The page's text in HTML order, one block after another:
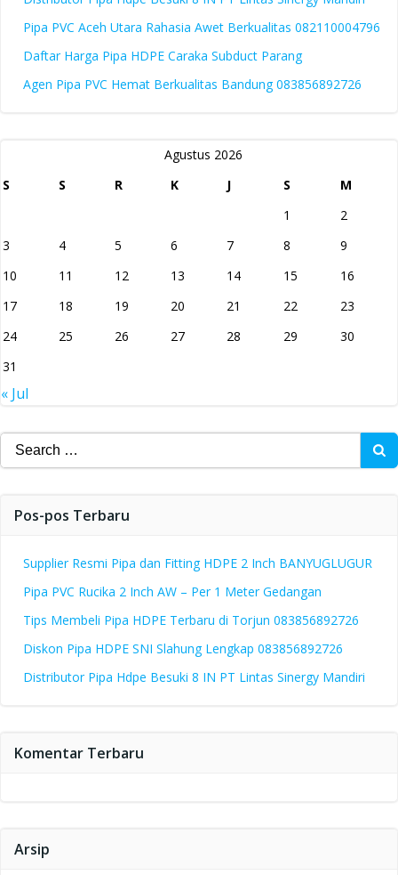
Pipa PVC Aceh Utara Rahasia Awet Berkualitas 082110004796
Daftar Harga Pipa HDPE Caraka Subduct Parang
Agen Pipa PVC Hemat Berkualitas Bandung 083856892726
Agustus 2026
S
S R K J S
M
1
2
3
4 5 6 7 8
9
10
11 12 13 14 15
16
17
18 19 20 21 22
23
24
25 26 27 28 29
30
31
« Jul
Search
for:
Pos-pos Terbaru
Supplier Resmi Pipa dan Fitting HDPE 2 Inch BANYUGLUGUR
Pipa PVC Rucika 2 Inch AW – Per 1 Meter Gedangan
Tips Membeli Pipa HDPE Terbaru di Torjun 083856892726
Diskon Pipa HDPE SNI Slahung Lengkap 083856892726
Distributor Pipa Hdpe Besuki 8 IN PT Lintas Sinergy Mandiri
Komentar Terbaru
Arsip